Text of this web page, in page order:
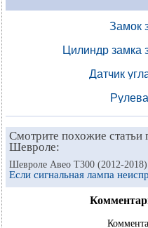
Замок
Цилиндр замка
Датчик
Смотрите похожие статьи
Шевроле:
Шевроле Авео Т300 (2012-
Если сигнальная лампа